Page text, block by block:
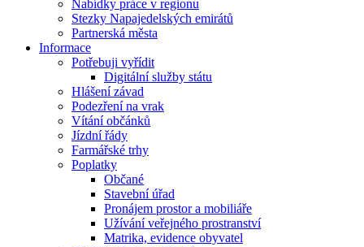
Nabídky práce v regionu
Stezky Napajedelských emirátů
Partnerská města
Informace
Potřebuji vyřídit
Digitální služby státu
Hlášení závad
Podezření na vrak
Vítání občánků
Jízdní řády
Farmářské trhy
Poplatky
Občané
Stavební úřad
Pronájem prostor a mobiliáře
Užívání veřejného prostranství
Matrika, evidence obyvatel